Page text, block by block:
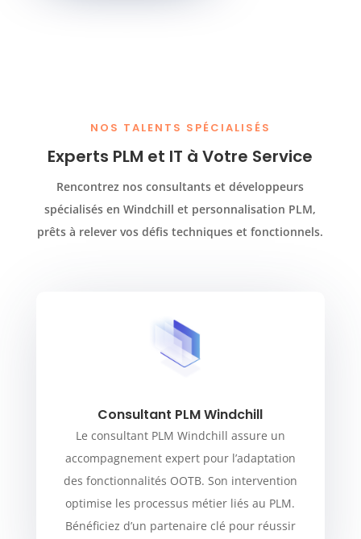
NOS TALENTS SPÉCIALISÉS
Experts PLM et IT à Votre Service
Rencontrez nos consultants et développeurs
spécialisés en Windchill et personnalisation PLM,
prêts à relever vos défis techniques et fonctionnels.
Consultant PLM Windchill
Le consultant PLM Windchill assure un
accompagnement expert pour l’adaptation
des fonctionnalités OOTB. Son intervention
optimise les processus métier liés au PLM.
Bénéficiez d’un partenaire clé pour réussir